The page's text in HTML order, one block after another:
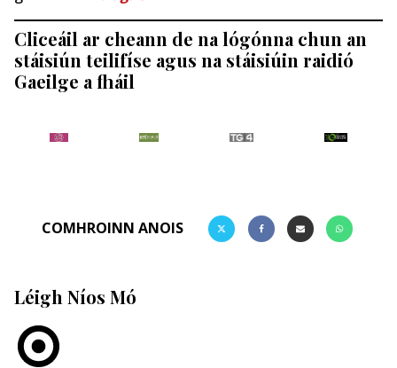
Cliceáil ar cheann de na lógónna chun an
stáisiún teilifíse agus na stáisiúin raidió
Gaeilge a fháil
COMHROINN ANOIS
Léigh Níos Mó